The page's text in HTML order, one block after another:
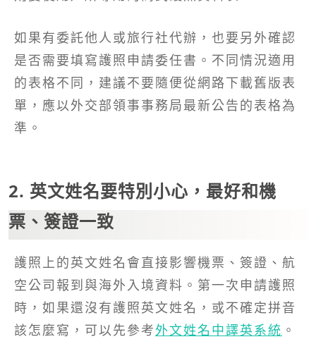
如果有委託他人或旅行社代辦，也要另外確認
是否需要填寫護照申請委任書。不同情況適用
的表格不同，建議不要隨便從網路下載舊版表
單，應以外交部領事事務局最新公告的表格為
準。
2. 英文姓名要特別小心，最好和機
票、簽證一致
護照上的英文姓名會直接影響機票、簽證、航
空公司報到與海外入境資料。第一次申請護照
時，如果還沒有護照英文姓名，或不確定拼音
該怎麼寫，可以先參考外文姓名中譯英系統 。